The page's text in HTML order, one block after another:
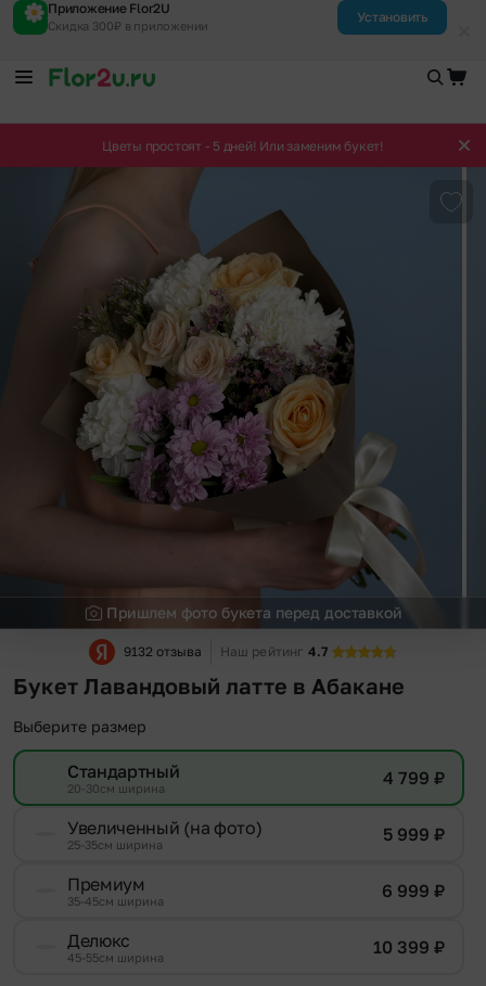
Приложение Flor2U
Скидка 300₽ в приложении
Установить
Цветы простоят - 5 дней! Или заменим букет!
Пришлем фото букета перед доставкой
9132 отзыва Наш рейтинг 4.7
Букет Лавандовый латте в Абакане
Выберите размер
Стандартный
20-30см ширина 4 799 ₽
Увеличенный (на фото)
25-35см ширина 5 999 ₽
Премиум
35-45см ширина 6 999 ₽
Делюкс
45-55см ширина 10 399 ₽